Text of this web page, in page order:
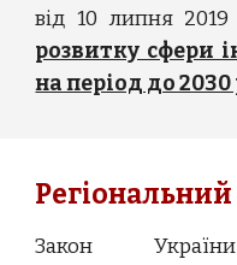
від 10 липня
розвитку сфери
на період до 2030
Закон